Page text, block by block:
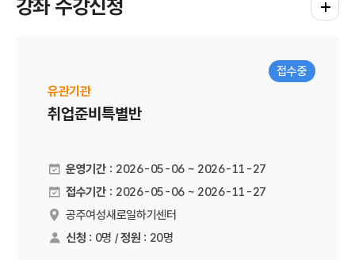
강좌 수강신청
접수중
유관기관
취업준비특별반
운영기간 : 2026-05-06 ~ 2026-11-27
접수기간 : 2026-05-06 ~ 2026-11-27
장소
공주여성새로일하기센터
신청 : 0명 /정원 : 20명